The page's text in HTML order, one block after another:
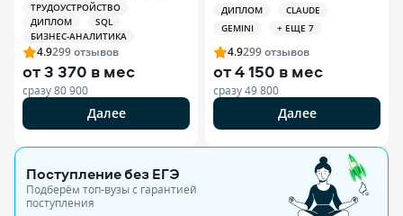
ТРУДОУСТРОЙСТВО
ДИПЛОМ
SQL
БИЗНЕС-АНАЛИТИКА
4.9299отзывов
от3 370 в мес
сразу80 900
Далее
ДИПЛОМ
CLAUDE
GEMINI
+ ЕЩЕ 7
4.9299отзывов
от4 150 в мес
сразу49 800
Далее
Поступление без ЕГЭ
Подберём топ-вузы c гарантией
поступления